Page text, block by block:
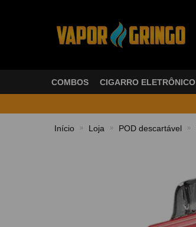
COMBOS CIGARRO ELETRÔNICO
Início » Loja » POD descartável »